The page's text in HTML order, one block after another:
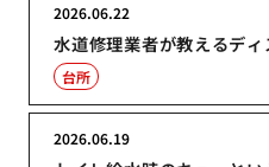
水道修理業者が教えるデ
2026.06.22
台所
2026.06.19